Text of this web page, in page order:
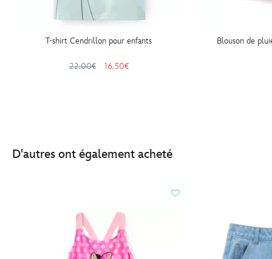
T-shirt Cendrillon pour enfants
22.00€ 16.50€
Blouson de
D'autres ont également acheté